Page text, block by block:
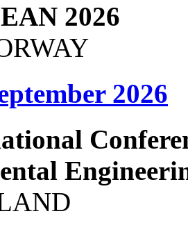
2026
2026